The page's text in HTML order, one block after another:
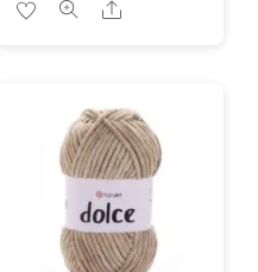
Share